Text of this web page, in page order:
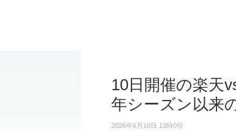
10日開催の楽天
年シーズン以来
2026年6月10日 13時0分